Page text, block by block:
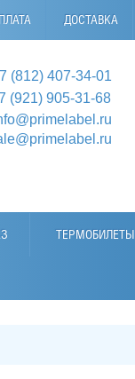
ДОСТАВКА
(812) 407-34-01
(921) 905-31-68
ТЕРМОБИЛЕТЫ